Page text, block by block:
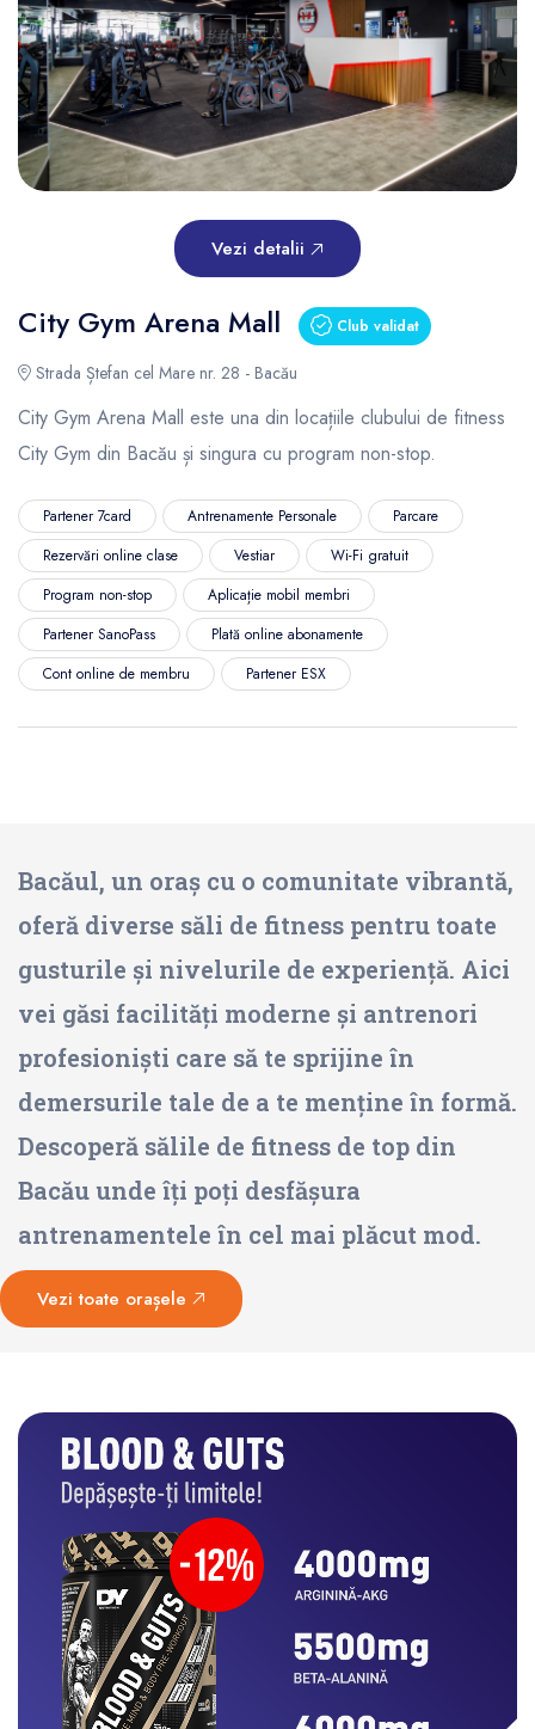
Vezi detalii
City Gym Arena Mall Club validat
Strada Ștefan cel Mare nr. 28 - Bacău
City Gym Arena Mall este una din locațiile clubului de fitness
City Gym din Bacău și singura cu program non-stop.
Partener 7card Antrenamente Personale
Parcare
Rezervări online clase
Vestiar
Wi-Fi gratuit
Program non-stop
Aplicație mobil membri
Partener SanoPass
Plată online abonamente
Cont online de membru
Partener ESX
Bacăul, un oraș cu o comunitate vibrantă,
oferă diverse săli de fitness pentru toate
gusturile și nivelurile de experiență. Aici
vei găsi facilități moderne și antrenori
profesioniști care să te sprijine în
demersurile tale de a te menține în formă.
Descoperă sălile de fitness de top din
Bacău unde îți poți desfășura
antrenamentele în cel mai plăcut mod.
Vezi toate orașele